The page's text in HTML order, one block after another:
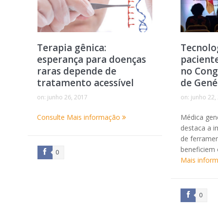
Terapia gênica:
esperança para doenças
raras depende de
tratamento acessível
on: junho 26, 2017
Consulte Mais informação
0
no
de
on: junho 22,
Médica
destaca a
de
Mais
0